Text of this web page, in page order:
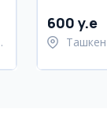
600 y.e